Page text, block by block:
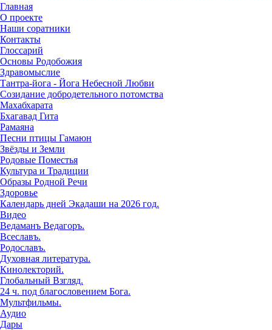
Главная
О проекте
Наши соратники
Контакты
Глоссарий
Основы Родобожия
Здравомыслие
Тантра-йога - Йога Небесной Любви
Созидание добродетельного потомства
Махабхарата
Бхагавад Гита
Рамаяна
Песни птицы Гамаюн
Звёзды и Земли
Родовые Поместья
Культура и Традиции
Образы Родной Речи
Здоровье
Календарь дней Экадаши на 2026 год.
Видео
Ведаманъ Ведагоръ.
Всеславъ.
Родославъ.
Духовная литература.
Кинолекторий.
Глобальный Взгляд.
24 ч. под благословением Бога.
Мультфильмы.
Аудио
Дары